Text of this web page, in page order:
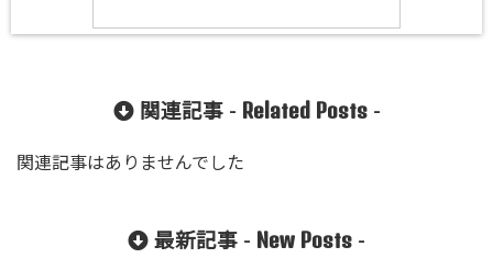
関連記事 - Related Posts-
関連記事はありませんでした
最新記事 - New Posts -